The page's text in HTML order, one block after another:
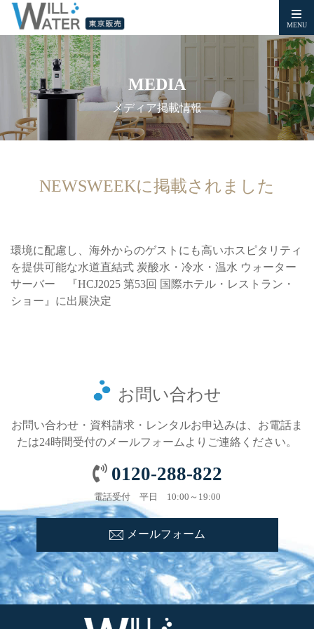
MENU
MEDIA
メディア掲載情報
NEWSWEEKに掲載されました
環境に配慮し、海外からのゲストにも高いホスピタリティ
を提供可能な水道直結式 炭酸水・冷水・温水 ウォーター
サーバー 『HCJ2025 第53回 国際ホテル・レストラン・
ショー』に出展決定
お問い合わせ
お問い合わせ・資料請求・レンタルお申込みは、お電話ま
たは24時間受付のメールフォームよりご連絡ください。
0120-288-822
電話受付 平日 10:00～19:00
メールフォーム